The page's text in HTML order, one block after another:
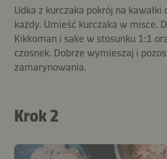
Udka z kurczaka pokrój na kawałki
każdy. Umieść kurczaka w misce.
Kikkoman i sake w stosunku 1:1
czosnek. Dobrze wymieszaj i
zamarynowania.
Krok 2